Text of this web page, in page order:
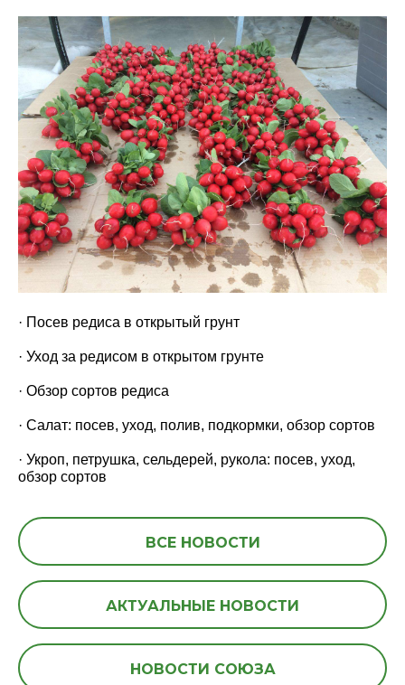
· Посев редиса в открытый грунт
· Уход за редисом в открытом грунте
· Обзор сортов редиса
· Салат: посев, уход, полив, подкормки, обзор сортов
· Укроп, петрушка, сельдерей, рукола: посев, уход,
обзор сортов
ВСЕ НОВОСТИ
АКТУАЛЬНЫЕ НОВОСТИ
НОВОСТИ СОЮЗА